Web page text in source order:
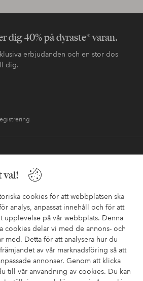
val!
cookies för att webbplatsen ska
analys, anpassat innehåll och för att
upplevelse på vår webbplats. Denna
cookies delar vi med de annons- och
med. Detta för att analysera hur du
av vår marknadsföring så att
annonser. Genom att klicka
till vår användning av cookies. Du kan
dig 40% på dyraste* varan.
erbjudanden och en stor dos
dig.
på de vanligaste frågorna. Här finns
du enklast kontaktar oss.
Beställning Betalsätt